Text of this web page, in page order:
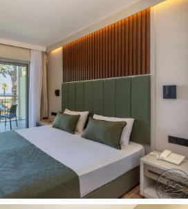
už papildomą mokestį
gultai nemokamai
nemokamai
Başkomutan Atatürk Caddesi
07900 Kemer/Antalya, Turkija